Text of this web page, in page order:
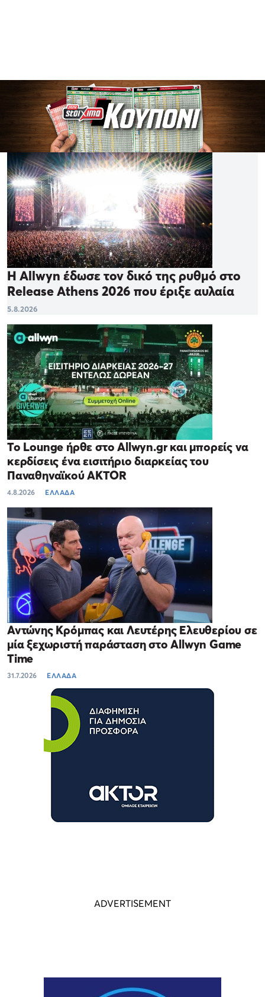
Η Allwyn έδωσε τον δικό της ρυθμό στο
Release Athens 2026 που έριξε αυλαία
5.8.2026
Το Lounge ήρθε στο Allwyn.gr και μπορείς να
κερδίσεις ένα εισιτήριο διαρκείας του
Παναθηναϊκού AKTOR
4.8.2026 ΕΛΛΑΔΑ
Αντώνης Κρόμπας και Λευτέρης Ελευθερίου σε
μία ξεχωριστή παράσταση στο Allwyn Game
Time
31.7.2026 ΕΛΛΑΔΑ